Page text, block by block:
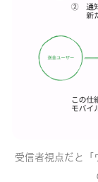
受信者視点だと「